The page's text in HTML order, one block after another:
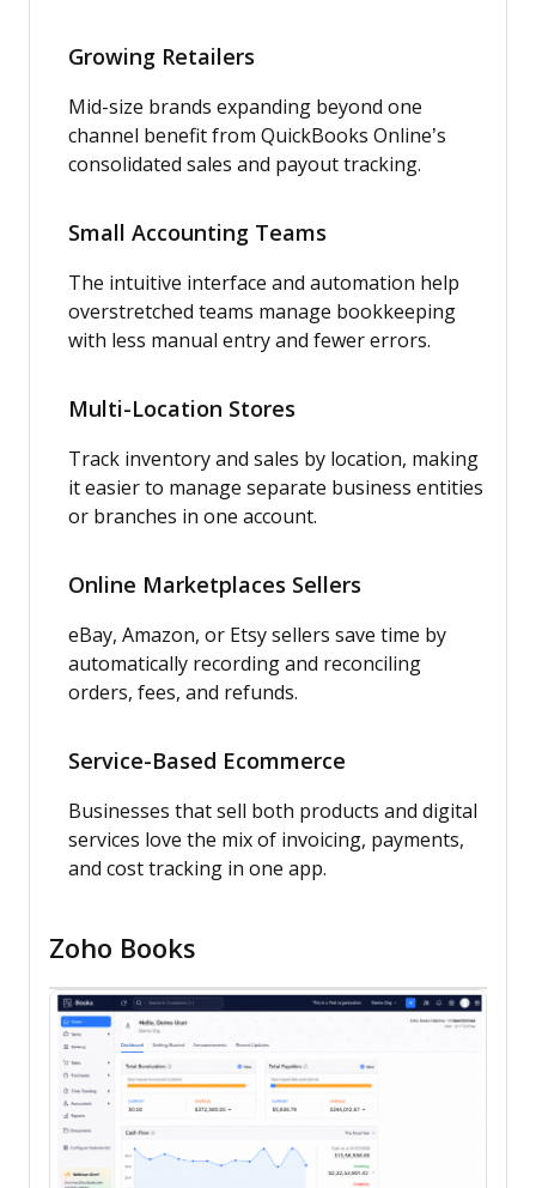
Growing Retailers
Mid-size brands expanding beyond one
channel benefit from QuickBooks Online’s
consolidated sales and payout tracking.
Small Accounting Teams
The intuitive interface and automation help
overstretched teams manage bookkeeping
with less manual entry and fewer errors.
Multi-Location Stores
Track inventory and sales by location, making
it easier to manage separate business entities
or branches in one account.
Online Marketplaces Sellers
eBay, Amazon, or Etsy sellers save time by
automatically recording and reconciling
orders, fees, and refunds.
Service-Based Ecommerce
Businesses that sell both products and digital
services love the mix of invoicing, payments,
and cost tracking in one app.
Zoho Books